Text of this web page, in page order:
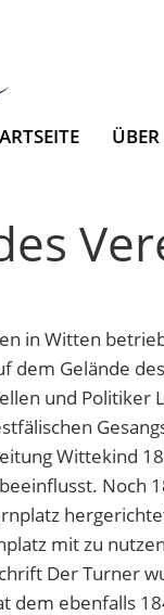
in Witten
dem Gelände
und Politiker
Wittekind
Noch
mit zu
Der Turner
dem ebenfalls